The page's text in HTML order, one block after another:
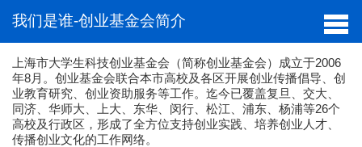
我们是谁-创业基金会简介
上海市大学生科技创业基金会（简称创业基金会）成立于2006
年8月。创业基金会联合本市高校及各区开展创业传播倡导、创
业教育研究、创业资助服务等工作。迄今已覆盖复旦、交大、
同济、华师大、上大、东华、闵行、松江、浦东、杨浦等26个
高校及行政区，形成了全方位支持创业实践、培养创业人才、
传播创业文化的工作网络。